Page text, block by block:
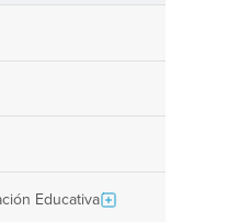
Educativa